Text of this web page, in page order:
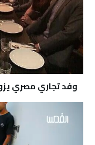
وفد تجاري مصري